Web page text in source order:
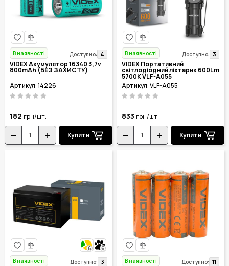
В наявності Доступно: 4
VIDEX Акумулятор 16340 3,7v
800mAh (БЕЗ ЗАХИСТУ)
Артикул: 14226
182 грн/шт.
Купити
В наявності Доступно: 3
VIDEX Портативний
світлодіодний ліхтарик 600Lm
5700K VLF-A055
Артикул: VLF-A055
833 грн/шт.
Купити
6
6
В наявності
Доступно: 3 В наявності Доступно: 11